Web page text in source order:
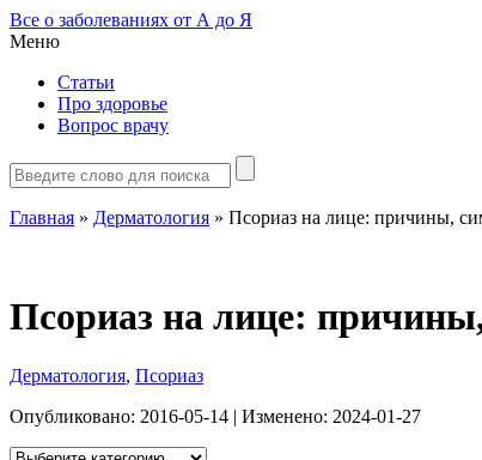
Все о заболеваниях от А до Я
Меню
Статьи
Про здоровье
Вопрос врачу
Главная » Дерматология » Псориаз на лице: причины,
Псориаз на лице:
Дерматология, Псориаз
Опубликовано: 2016-05-14 | Изменено: 2024-01-27